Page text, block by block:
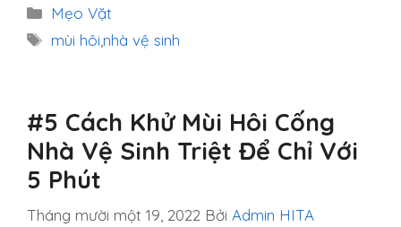
Danh
mục
Mẹo Vặt
Thẻ
mùi hôi nhà vệ sinh
#5 Cách Khử Mùi Hôi Cống
Nhà Vệ Sinh Triệt Để Chỉ Với
5 Phút
Tháng mười một 19, 2022 Bởi Admin HITA